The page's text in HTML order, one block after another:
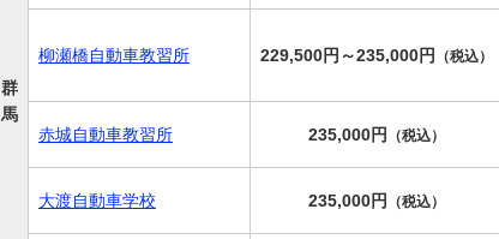
群
馬
柳瀬橋自動車教習所 229,500円～235,000円 （税込）
赤城自動車教習所 235,000円 （税込）
大渡自動車学校 235,000円 （税込）